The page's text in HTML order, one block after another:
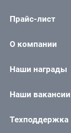
Прайс-лист
О компании
Наши награды
Наши вакансии
Техподдержка